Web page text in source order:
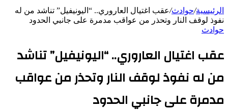
الرئيسية/حوادث/عقب اغتيال العاروري.. “اليونيفيل” تناشد من له
نفوذ لوقف النار وتحذر من عواقب مدمرة على جانبي الحدود
حوادث
عقب اغتيال العاروري.. “اليونيفيل” تناشد
من له نفوذ لوقف النار وتحذر من عواقب
مدمرة على جانبي الحدود